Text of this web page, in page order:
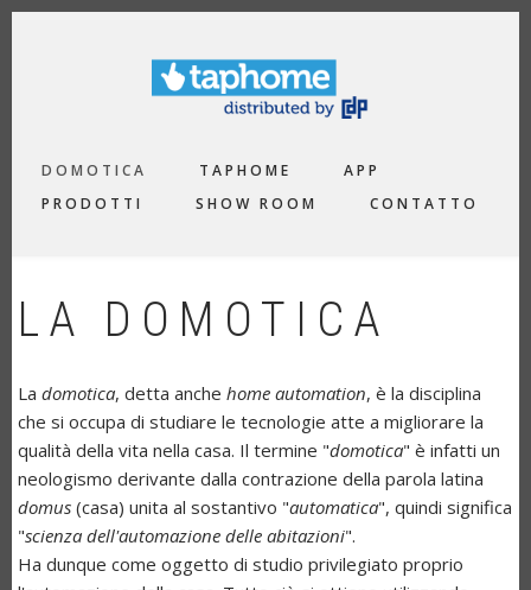
Salta
NAVIGATION
DOMOTICA TAPHOME
APP
PRODOTTI
SHOW ROOM CONTATTO
LA DOMOTICA
La domotica, detta anche home automation, è la disciplina
che si occupa di studiare le tecnologie atte a migliorare la
qualità della vita nella casa. Il termine "domotica" è infatti un
neologismo derivante dalla contrazione della parola latina
domus (casa) unita al sostantivo "automatica", quindi significa
"scienza dell'automazione delle abitazioni".
Ha dunque come oggetto di studio privilegiato proprio